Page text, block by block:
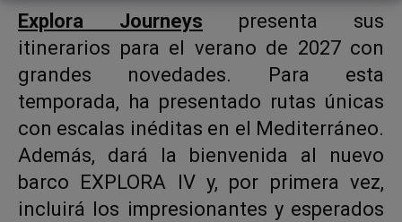
Explora Journeys presenta sus
itinerarios para el verano de 2027 con
grandes novedades. Para esta
temporada, ha presentado rutas únicas
con escalas inéditas en el Mediterráneo.
Además, dará la bienvenida al nuevo
barco EXPLORA IV y, por primera vez,
incluirá los impresionantes y esperados